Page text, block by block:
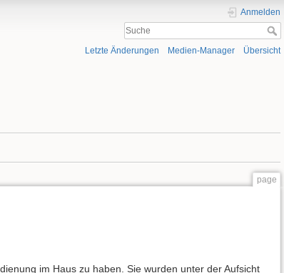
Anmelden
Letzte Änderungen Medien-Manager Übersicht
page
im Haus zu haben. Sie wurden unter der Aufsicht